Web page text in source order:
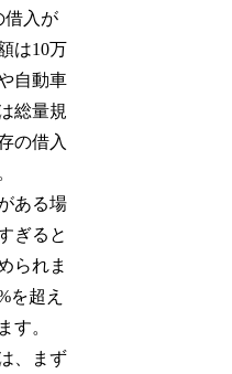
借入が
は10万
自動車
総量規
の借入
ある場
ぎると
られま
を超え
す。
、まず